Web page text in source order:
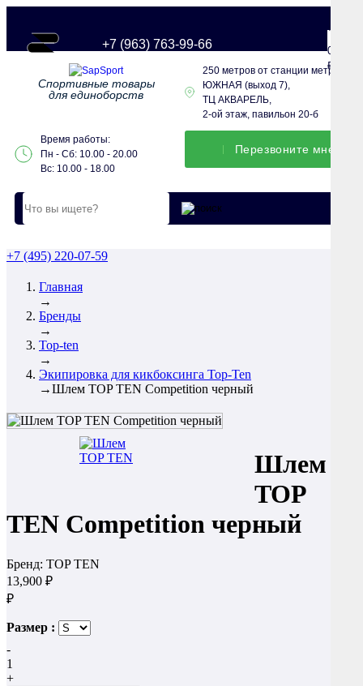
+7 (963) 763-99-66
0
₽
Спортивные товары
для единоборств
250 метров от станции метро
ЮЖНАЯ (выход 7),
ТЦ АКВАРЕЛЬ,
2-ой этаж, павильон 20-б
Время работы:
Пн - Сб: 10.00 - 20.00
Вс: 10.00 - 18.00
Перезвонитe мне
+7 (495) 220-07-59
Главная
→
Бренды
→
Top-ten
→
Экипировка для кикбоксинга Top-Ten
→Шлем TOP TEN Competition черный
Шлем
TOP
TEN Competition черный
Бренд: TOP TEN
13,900 ₽
₽
Размер :
-
1
+